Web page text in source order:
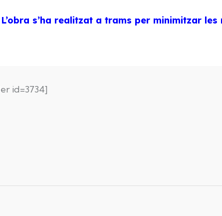
L’obra s’ha realitzat a trams per minimitzar
id=3734]